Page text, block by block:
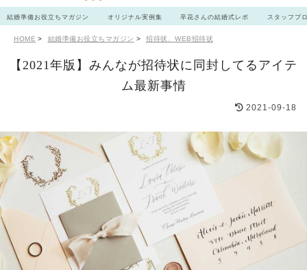
結婚準備お役立ちマガジン オリジナル実例集 卒花さんの結婚式レポ スタッフブ
HOME 結婚準備お役立ちマガジン 招待状、WEB招待状
【2021年版】みんなが招待状に同封してるアイテ
ム最新事情
2021-09-18